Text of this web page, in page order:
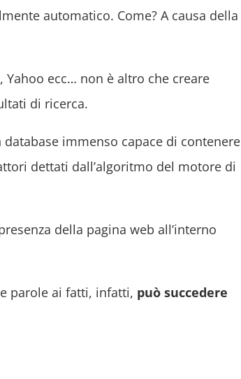
automatico. Come? A causa della
ecc… non è altro che creare
di ricerca.
immenso capace di contenere
dettati dall’algoritmo del motore di
della pagina web all’interno
parole ai fatti, infatti, può succedere